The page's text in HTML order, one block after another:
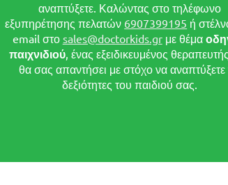
αναπτύξετε. Καλώντας στο τηλέφωνο
εξυπηρέτησης πελατών 6907399195 ή
email στο sales@doctorkids.grμε θέμα
παιχνιδιού, ένας εξειδικευμένος
θα σας απαντήσει με στόχο να αναπτύξετε
δεξιότητες του παιδιού σας.